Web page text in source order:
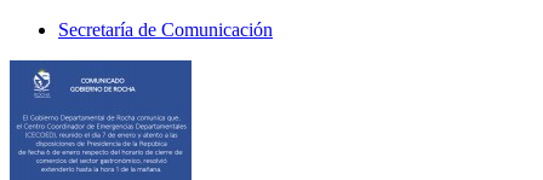
Secretaría de Comunicación